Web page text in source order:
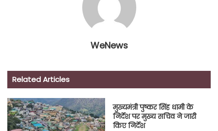
WeNews
Related Articles
मुख्यमंत्री पुष्कर सिंह धामी के
निर्देश पर मुख्य सचिव ने जारी
किए निर्देश